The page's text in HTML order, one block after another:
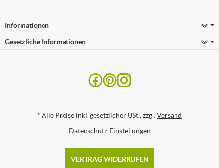
Informationen
Gesetzliche Informationen
* Alle Preise inkl. gesetzlicher USt., zzgl.Versand
Datenschutz-Einstellungen
VERTRAG WIDERRUFEN